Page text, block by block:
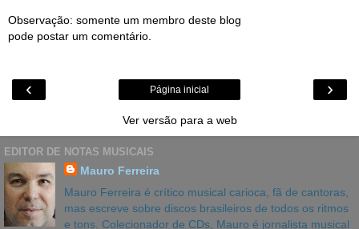
Observação: somente um membro deste blog
pode postar um comentário.
‹ ›
Página inicial
Ver versão para a web
EDITOR DE NOTAS MUSICAIS
Mauro Ferreira
Mauro Ferreira é crítico musical carioca, fã de cantoras,
mas escreve sobre discos brasileiros de todos os ritmos
e tons. Colecionador de CDs, Mauro é jornalista musical